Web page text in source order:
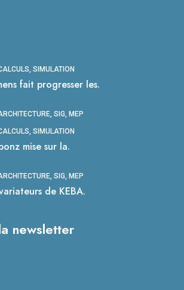
SIMULATION
fait progresser les.
SIG, MEP
SIMULATION
mise sur la.
SIG, MEP
de KEBA.
newsletter